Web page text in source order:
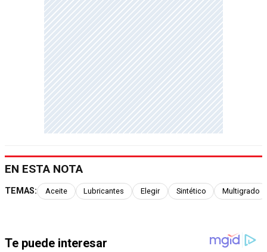
EN ESTA NOTA
TEMAS: Aceite Lubricantes Elegir Sintético Multigrado